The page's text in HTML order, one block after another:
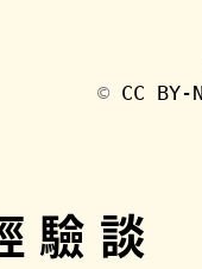
©️ CC BY-
驗談